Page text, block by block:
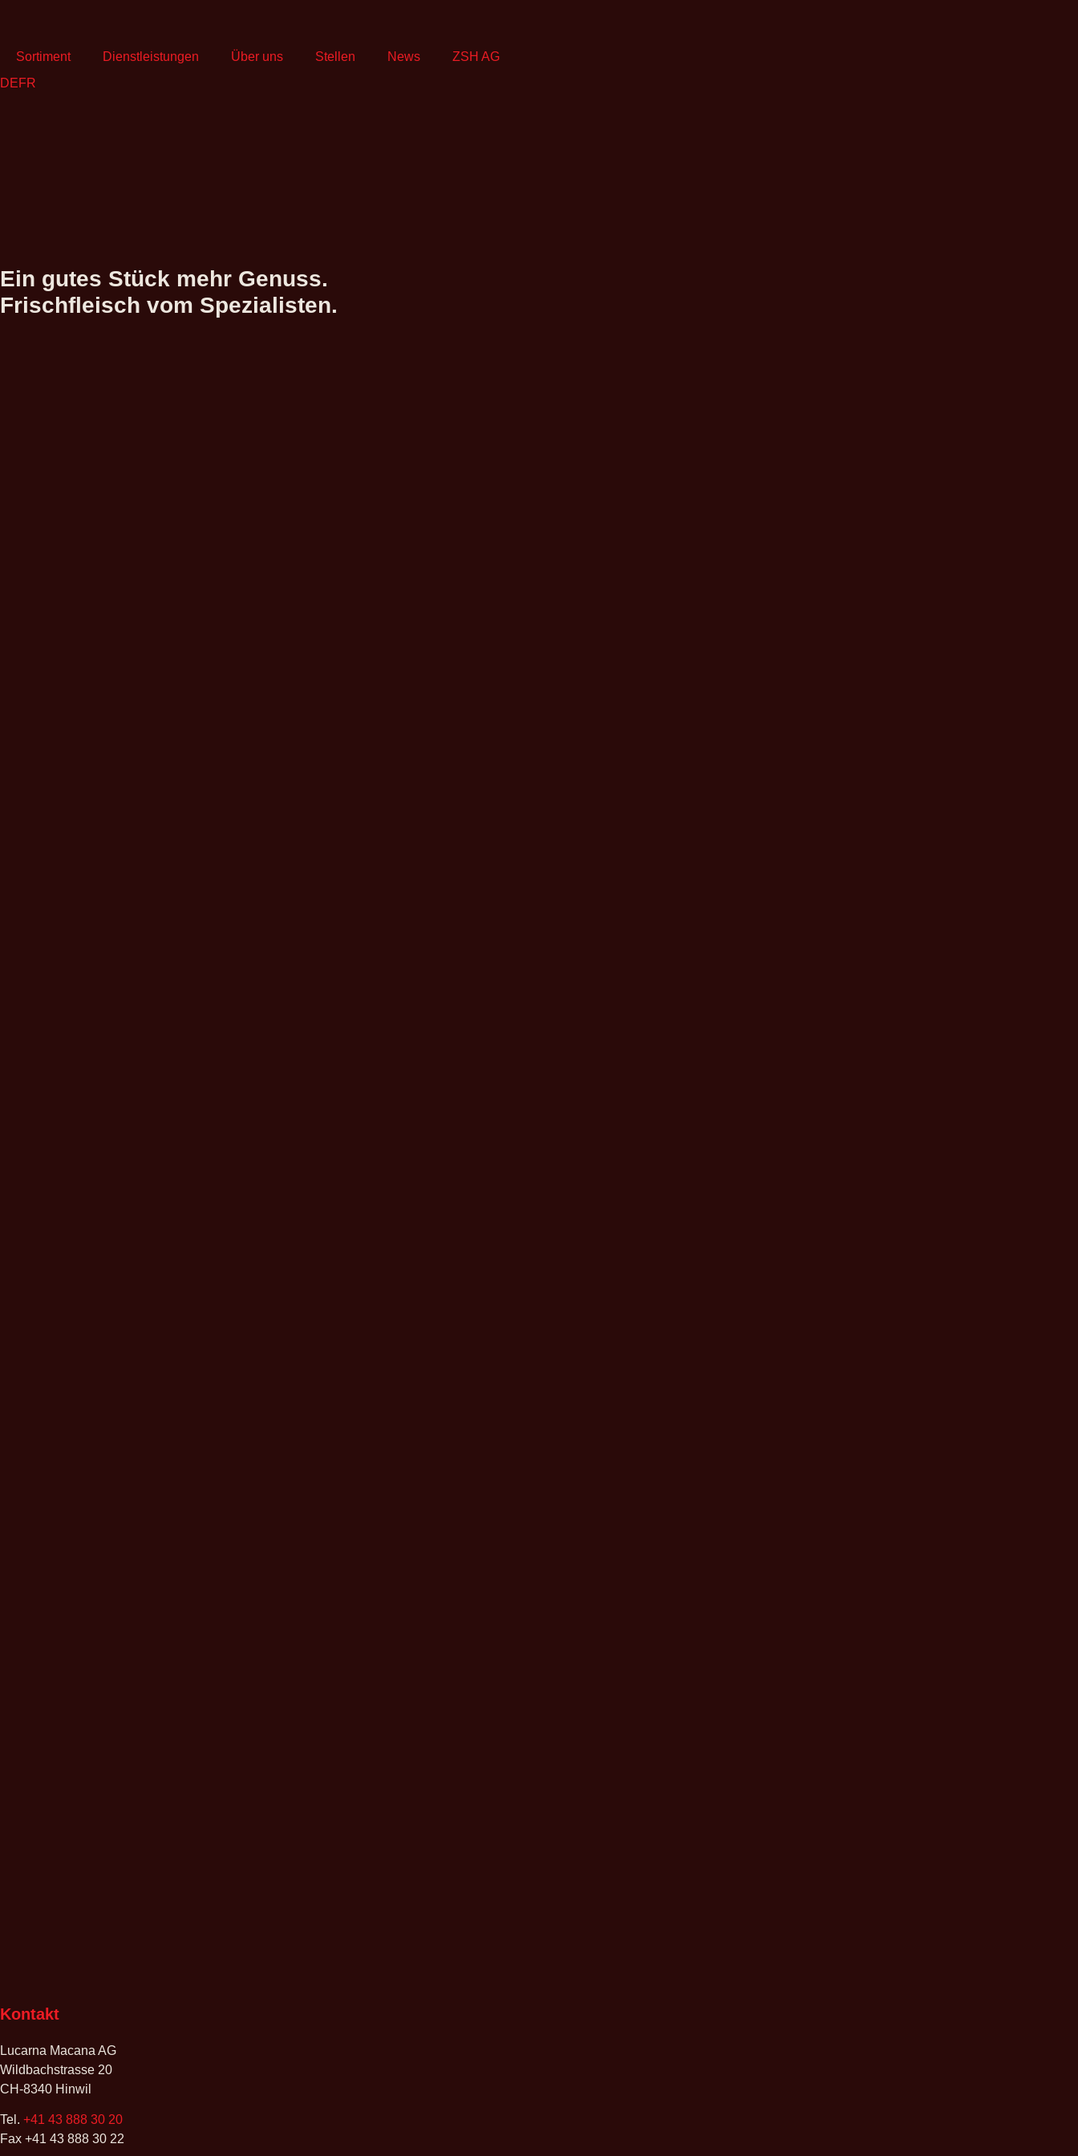
Sortiment Dienstleistungen Über uns Stellen News
ZSH AG
DEFR
Ein gutes Stück mehr Genuss.
Frischfleisch vom Spezialisten.
Kontakt
Lucarna Macana AG
Wildbachstrasse 20
CH-8340 Hinwil
Tel. +41 43 888 30 20
Fax +41 43 888 30 22